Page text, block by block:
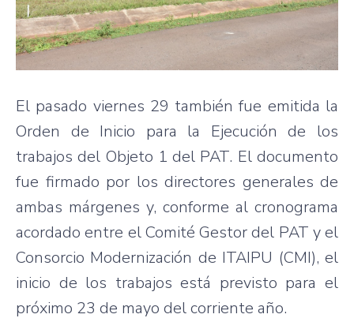
El pasado viernes 29 también fue emitida la
Orden de Inicio para la Ejecución de los
trabajos del Objeto 1 del PAT. El documento
fue firmado por los directores generales de
ambas márgenes y, conforme al cronograma
acordado entre el Comité Gestor del PAT y el
Consorcio Modernización de ITAIPU (CMI), el
inicio de los trabajos está previsto para el
próximo 23 de mayo del corriente año.